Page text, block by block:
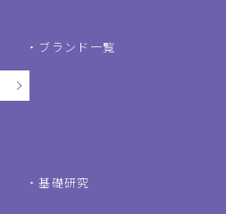
ブランド一覧
基礎研究